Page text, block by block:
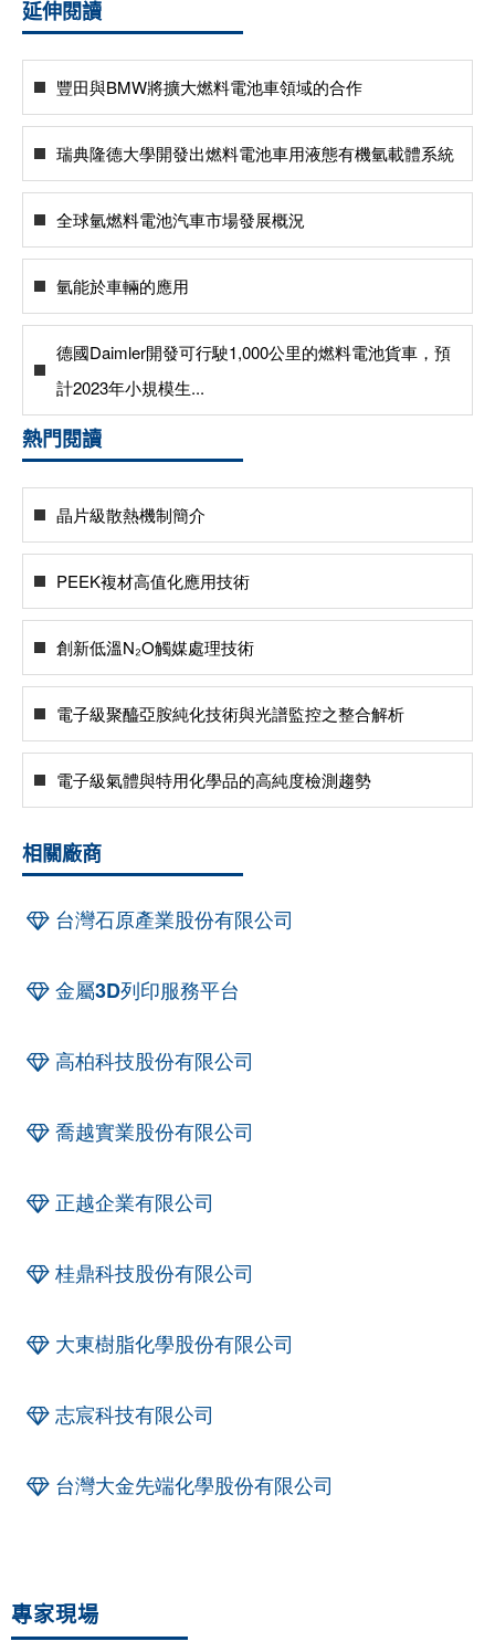
延伸閱讀
豐田與BMW將擴大燃料電池車領域的合作
瑞典隆德大學開發出燃料電池車用液態有機氫載體系統
全球氫燃料電池汽車市場發展概況
氫能於車輛的應用
德國Daimler開發可行駛1,000公里的燃料電池貨車，預
計2023年小規模生...
熱門閱讀
晶片級散熱機制簡介
PEEK複材高值化應用技術
創新低溫N₂O觸媒處理技術
電子級聚醯亞胺純化技術與光譜監控之整合解析
電子級氣體與特用化學品的高純度檢測趨勢
相關廠商
台灣石原產業股份有限公司
金屬3D列印服務平台
高柏科技股份有限公司
喬越實業股份有限公司
正越企業有限公司
桂鼎科技股份有限公司
大東樹脂化學股份有限公司
志宸科技有限公司
台灣大金先端化學股份有限公司
專家現場